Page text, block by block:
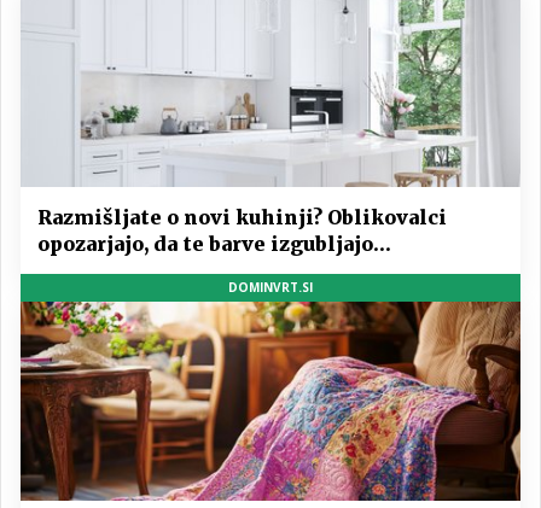
Razmišljate o novi kuhinji? Oblikovalci
opozarjajo, da te barve izgubljajo
priljubljenost
DOMINVRT.SI